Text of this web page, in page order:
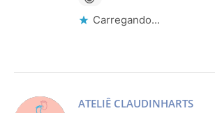
Carregando...
ATELIÊ CLAUDINHARTS